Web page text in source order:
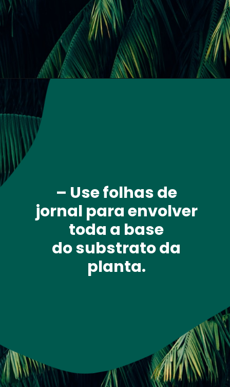
Opening
– Use folhas de
jornal para envolver
toda a base
do substrato da
planta.